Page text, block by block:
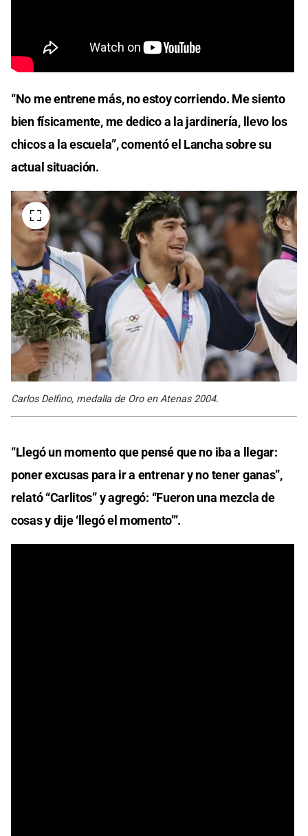
“No me entrene más, no estoy corriendo. Me siento
bien físicamente, me dedico a la jardinería, llevo los
chicos a la escuela”, comentó el Lancha sobre su
actual situación.
Carlos Delfino, medalla de Oro en Atenas 2004.
“Llegó un momento que pensé que no iba a llegar:
poner excusas para ir a entrenar y no tener ganas”,
relató “Carlitos” y agregó: “Fueron una mezcla de
cosas y dije ‘llegó el momento’”.